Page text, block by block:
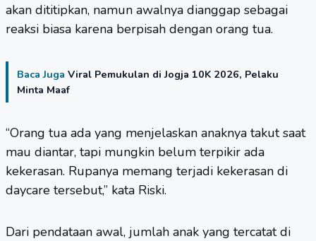
akan dititipkan, namun awalnya dianggap sebagai
reaksi biasa karena berpisah dengan orang tua.
Baca Juga Viral Pemukulan di Jogja 10K 2026, Pelaku
Minta Maaf
“Orang tua ada yang menjelaskan anaknya takut saat
mau diantar, tapi mungkin belum terpikir ada
kekerasan. Rupanya memang terjadi kekerasan di
daycare tersebut,” kata Riski.
Dari pendataan awal, jumlah anak yang tercatat di